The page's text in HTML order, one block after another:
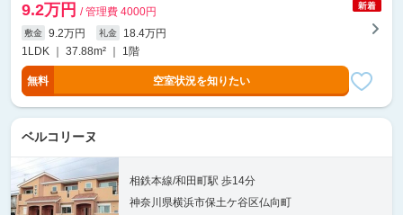
9.2万円 / 管理費 4000円
敷金 9.2万円 礼金
18.4万円
1LDK ｜ 37.88m² ｜ 1階
無料 空室状況を知りたい
ベルコリーヌ
相鉄本線/和田町駅 歩14分
神奈川県横浜市保土ケ谷区仏向町